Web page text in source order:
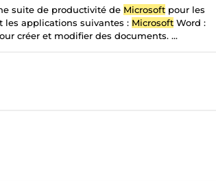
suite de productivité de Microsoft pour les
les applications suivantes : Microsoft Word :
créer et modifier des documents. ...